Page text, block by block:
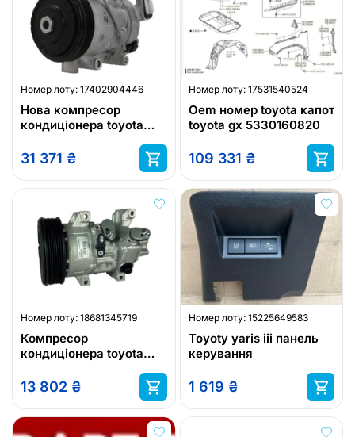
Номер лоту: 17402904446
Нова компресор
кондиціонера toyota
subaru trezia toyota
31 371 ₴
Номер лоту: 17531540524
Oem номер toyota капот
toyota gx 5330160820
109 331 ₴
Номер лоту: 18681345719
Компресор
кондиціонера toyota
7pk
13 802 ₴
Номер лоту: 15225649583
Toyoty yaris iii панель
керування
1 619 ₴